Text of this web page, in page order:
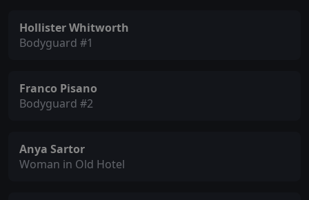
Hollister Whitworth
Bodyguard #1
Franco Pisano
Bodyguard #2
Anya Sartor
Woman in Old Hotel